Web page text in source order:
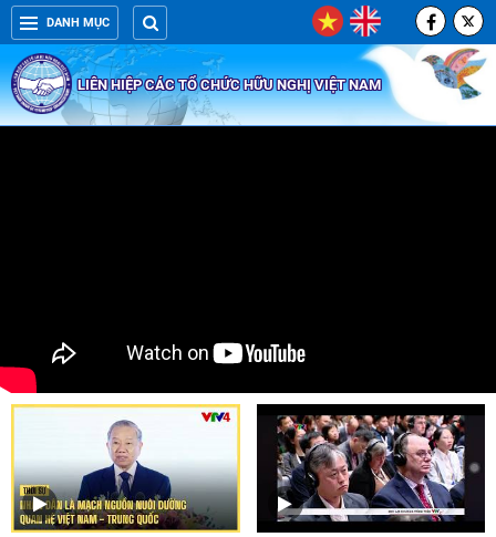
DANH MỤC
LIÊN HIỆP CÁC TỔ CHỨC HỮU NGHỊ VIỆT NAM